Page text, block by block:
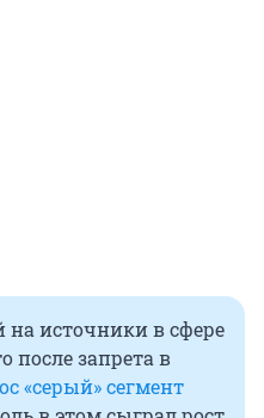
на источники в сфере
после запрета в
«серый» сегмент